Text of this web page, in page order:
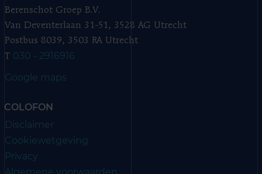
Berenschot Groep B.V.
Van Deventerlaan 31-51, 3528 AG Utrecht
Postbus 8039, 3503 RA Utrecht
T 030 - 2916916
Google maps
COLOFON
Disclaimer
Cookiewetgeving
Privacy
Algemene voorwaarden